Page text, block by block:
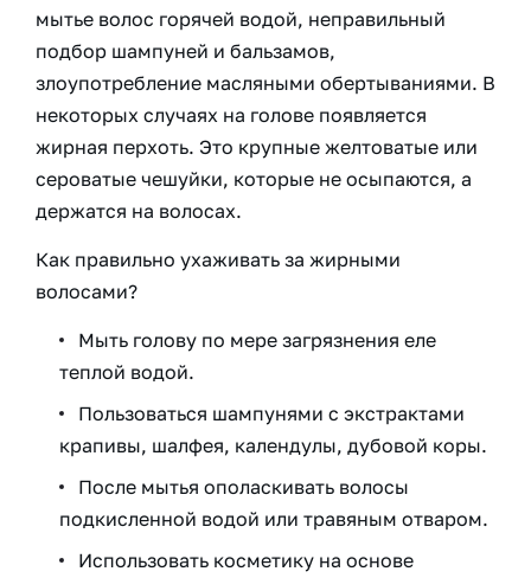
мытье волос горячей водой, неправильный
подбор шампуней и бальзамов,
злоупотребление масляными обертываниями. В
некоторых случаях на голове появляется
жирная перхоть. Это крупные желтоватые или
сероватые чешуйки, которые не осыпаются, а
держатся на волосах.
Как правильно ухаживать за жирными
волосами?
Мыть голову по мере загрязнения еле
теплой водой.
Пользоваться шампунями с экстрактами
крапивы, шалфея, календулы, дубовой коры.
После мытья ополаскивать волосы
подкисленной водой или травяным отваром.
Использовать косметику на основе